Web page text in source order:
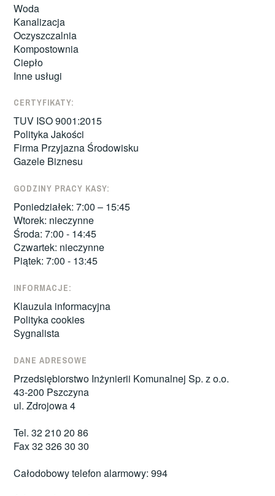
Woda
Kanalizacja
Oczyszczalnia
Kompostownia
Ciepło
Inne usługi
CERTYFIKATY:
TUV ISO 9001:2015
Polityka Jakości
Firma Przyjazna Środowisku
Gazele Biznesu
GODZINY PRACY KASY:
Poniedziałek: 7:00 – 15:45
Wtorek: nieczynne
Środa: 7:00 - 14:45
Czwartek: nieczynne
Piątek: 7:00 - 13:45
INFORMACJE:
Klauzula informacyjna
Polityka cookies
Sygnalista
DANE ADRESOWE
Przedsiębiorstwo Inżynierii Komunalnej Sp. z o.o.
43-200 Pszczyna
ul. Zdrojowa 4
Tel. 32 210 20 86
Fax 32 326 30 30
Całodobowy telefon alarmowy: 994